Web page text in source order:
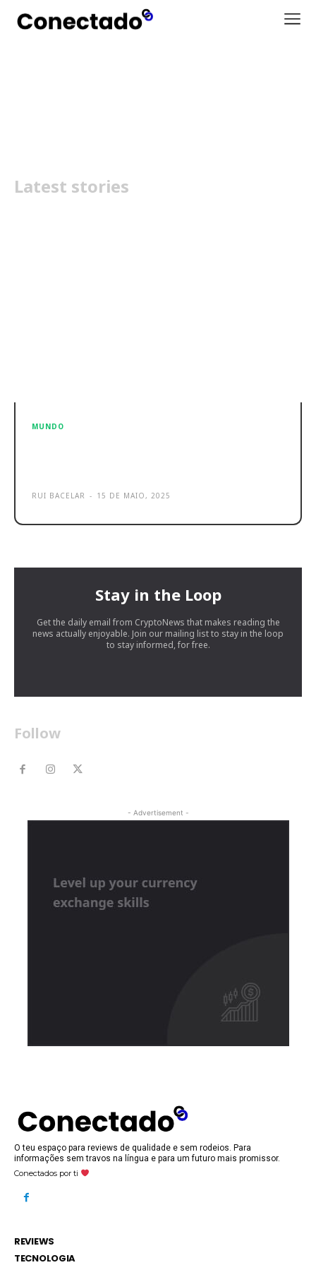
Latest stories
MUNDO
RUI BACELAR - 15 DE MAIO, 2025
Stay in the Loop
Get the daily email from CryptoNews that makes reading the
news actually enjoyable. Join our mailing list to stay in the loop
to stay informed, for free.
Follow
- Advertisement -
O teu espaço para reviews de qualidade e sem rodeios. Para
informações sem travos na língua e para um futuro mais promissor.
Conectados por ti
REVIEWS
TECNOLOGIA